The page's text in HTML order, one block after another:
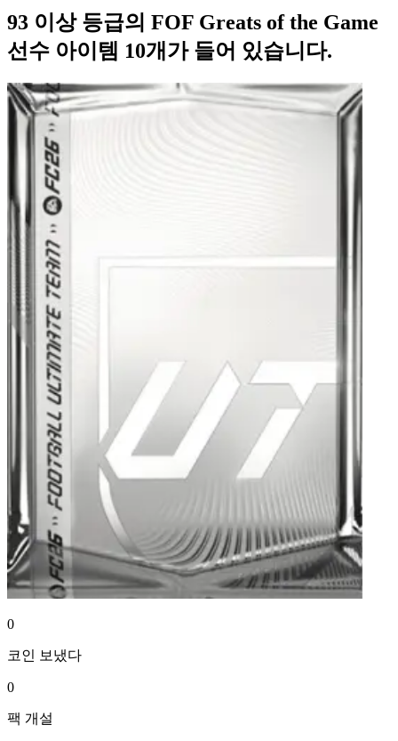
93 이상 등급의 FOF Greats of the Game
선수 아이템 10개가 들어 있습니다.
0
코인 보냈다
0
팩 개설